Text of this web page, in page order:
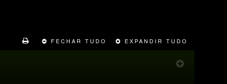
FECHAR TUDO EXPANDIR TUDO